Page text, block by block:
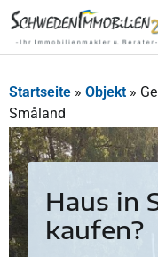
Startseite » Objekt »
Småland
Haus in
kaufen?